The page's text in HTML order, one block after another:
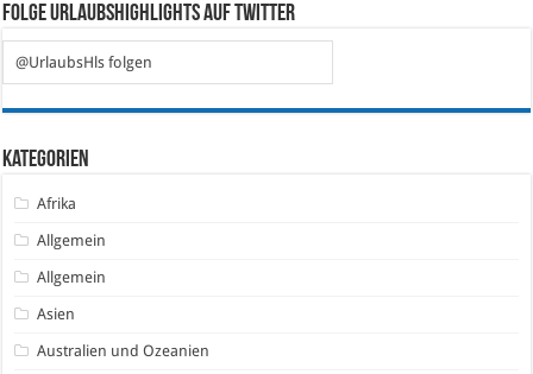
Folge Urlaubshighlights auf Twitter
@UrlaubsHls folgen
Kategorien
Afrika
Allgemein
Allgemein
Asien
Australien und Ozeanien